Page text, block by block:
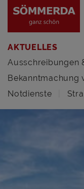
AKTUELLES
Ausschreibungen
Bekanntmachung
Notdienste